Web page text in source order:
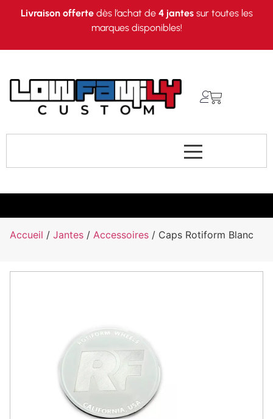
Livraison offertedès l’achat de 4 jantessur toutes les
marques disponibles!
Accueil / Jantes / Accessoires / Caps Rotiform Blanc